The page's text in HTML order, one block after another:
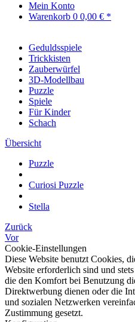
Mein Konto
Warenkorb 0 0,00 € *
Geduldsspiele
Trickkisten
Zauberwürfel
3D-Modellbau
Puzzle
Spiele
Für Kinder
Schach
Übersicht
Puzzle
Curiosi Puzzle
Stella
Zurück
Vor
Cookie-Einstellungen
Diese Website benutzt Cookies,
Website erforderlich sind und
die den Komfort bei Benutzung
Direktwerbung dienen oder die
und sozialen Netzwerken
Zustimmung gesetzt.